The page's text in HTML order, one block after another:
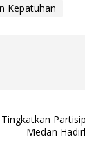
Kepatuhan
Tingkatkan
Medan